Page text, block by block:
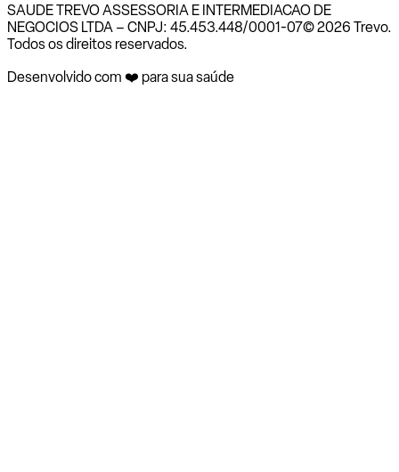
SAUDE TREVO ASSESSORIA E INTERMEDIACAO DE
NEGOCIOS LTDA – CNPJ: 45.453.448/0001-07© 2026 Trevo.
Todos os direitos reservados.
Desenvolvido com ❤️ para sua saúde